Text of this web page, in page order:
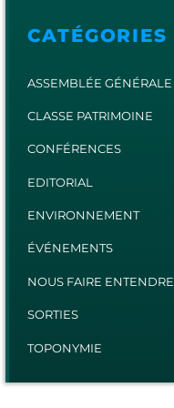
CATÉGORIES
ASSEMBLÉE GÉNÉRALE
CLASSE PATRIMOINE
CONFÉRENCES
EDITORIAL
ENVIRONNEMENT
ÉVÉNEMENTS
NOUS FAIRE ENTENDRE
SORTIES
TOPONYMIE